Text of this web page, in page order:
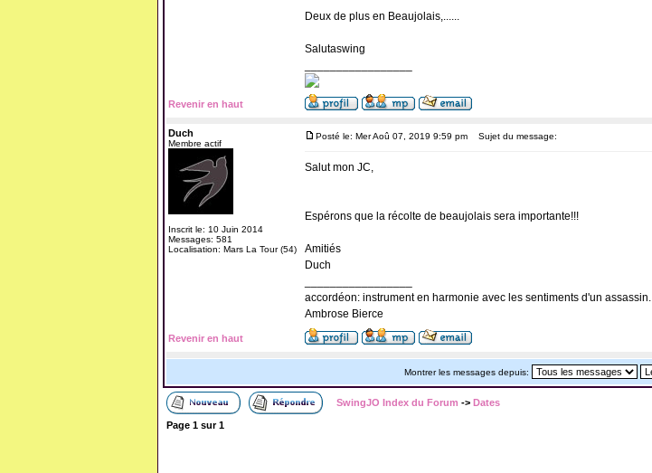
Deux de plus en Beaujolais,......
Salutaswing
Revenir en haut
Duch
Membre actif
Inscrit le: 10 Juin 2014
Messages: 581
Localisation: Mars La Tour (54)
Posté le: Mer Aoû 07, 2019 9:59 pm Sujet du message:
Salut mon JC,
Espérons que la récolte de beaujolais sera importante!!!
Amitiés
Duch
accordéon: instrument en harmonie avec les sentiments d'un assassin.
Ambrose Bierce
Revenir en haut
Montrer les messages depuis:
SwingJO Index du Forum -> Dates
Page 1 sur1